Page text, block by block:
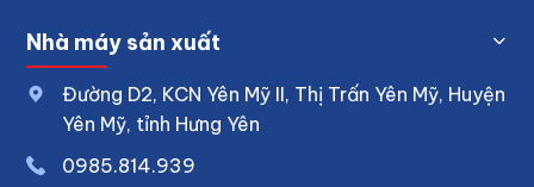
Nhà máy sản xuất
Đường D2, KCN Yên Mỹ II, Thị Trấn Yên Mỹ, Huyện
Yên Mỹ, tỉnh Hưng Yên
0985.814.939